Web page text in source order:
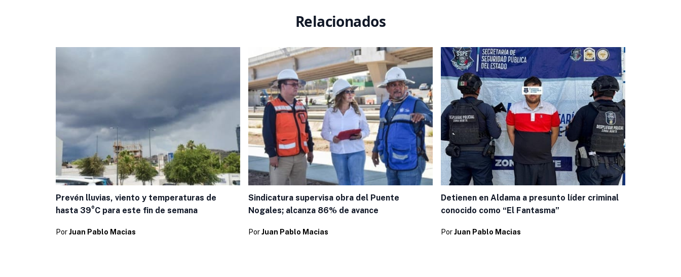
Relacionados
Prevén lluvias, viento y temperaturas de
hasta 39°C para este fin de semana
PorJuan Pablo Macias
Sindicatura supervisa obra del Puente
Nogales; alcanza 86% de avance
PorJuan Pablo Macias
Detienen en Aldama a presunto líder criminal
conocido como “El Fantasma”
PorJuan Pablo Macias